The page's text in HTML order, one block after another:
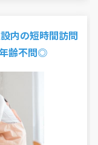
内の短時間訪問
齢不問◎